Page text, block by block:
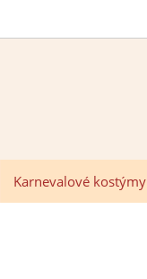
Karnevalové kostýmy